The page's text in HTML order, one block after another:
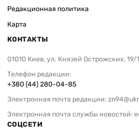
Редакционная политика
Карта
КОНТАКТЫ
01010 Киев, ул. Князей Острожских, 19/1
Телефон редакции:
+380 (44) 280-04-85
Электронная почта редакции:
Электронная почта службы новостей:
СОЦСЕТИ